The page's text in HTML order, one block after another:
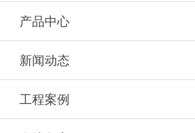
产品中心
新闻动态
工程案例